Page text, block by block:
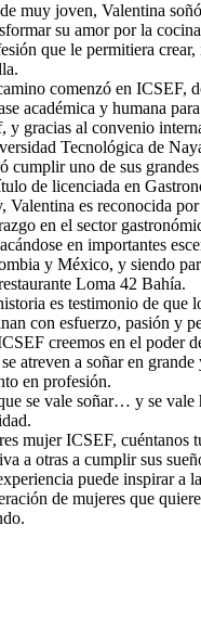
muy joven, Valentina
su amor por la
que le permitiera
comenzó en ICSEF,
académica y humana
y gracias al convenio
Tecnológica de
cumplir uno de sus
de licenciada en
Valentina es reconocida
en el sector
en importantes
y México, y siendo
Loma 42 Bahía.
es testimonio de que
con esfuerzo, pasión y
creemos en el poder
atreven a soñar en
en profesión.
se vale soñar… y se vale
mujer ICSEF, cuéntanos
a otras a cumplir sus
puede inspirar a
de mujeres que